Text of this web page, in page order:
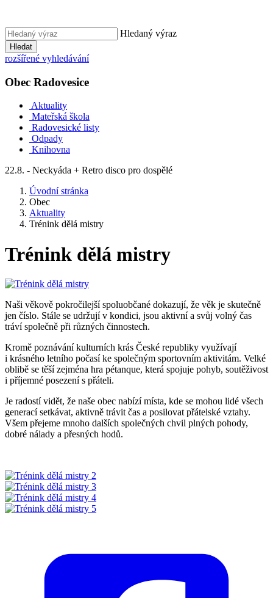
Hledaný výraz
Hledat
rozšířené vyhledávání
Obec Radovesice
Aktuality
Mateřská škola
Radovesické listy
Odpady
Knihovna
22.8. - Neckyáda + Retro disco pro dospělé
Úvodní stránka
Obec
Aktuality
Trénink dělá mistry
Trénink dělá mistry
Naši věkově pokročilejší spoluobčané dokazují, že věk je skutečně
jen číslo. Stále se udržují v kondici, jsou aktivní a svůj volný čas
tráví společně při různých činnostech.
Kromě poznávání kulturních krás České republiky využívají
i krásného letního počasí ke společným sportovním aktivitám. Velké
oblibě se těší zejména hra pétanque, která spojuje pohyb, soutěživost
i příjemné posezení s přáteli.
Je radostí vidět, že naše obec nabízí místa, kde se mohou lidé všech
generací setkávat, aktivně trávit čas a posilovat přátelské vztahy.
Všem přejeme mnoho dalších společných chvil plných pohody,
dobré nálady a přesných hodů.